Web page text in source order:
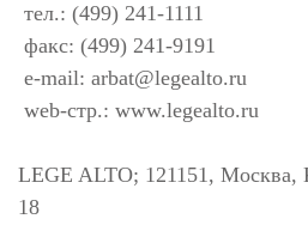
тел.: (499) 241-1111
факс: (499) 241-9191
e-mail: arbat@legealto.ru
web-стр.: www.legealto.ru
LEGE ALTO; 121151, Москва,
18